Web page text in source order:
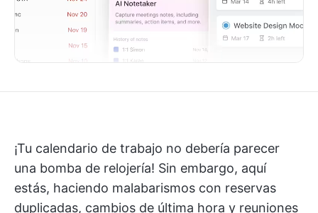
¡Tu calendario de trabajo no debería parecer
una bomba de relojería! Sin embargo, aquí
estás, haciendo malabarismos con reservas
duplicadas, cambios de última hora y reuniones